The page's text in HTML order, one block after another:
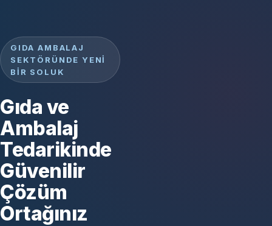
GIDA AMBALAJ
SEKTÖRÜNDE YENI
BIR SOLUK
Gıda ve
Ambalaj
Tedarikinde
Güvenilir
Çözüm
Ortağınız